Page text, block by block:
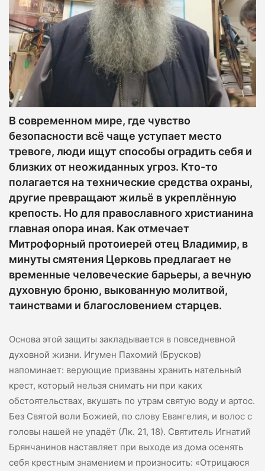
В современном мире, где чувство
безопасности всё чаще уступает место
тревоге, люди ищут способы оградить себя и
близких от неожиданных угроз. Кто-то
полагается на технические средства охраны,
другие превращают жильё в укреплённую
крепость. Но для православного христианина
главная опора иная. Как отмечает
Митрофорный протоиерей отец Владимир, в
минуты смятения Церковь предлагает не
временные человеческие барьеры, а вечную
духовную броню, выкованную молитвой,
таинствами и благословением старцев.
Основа этой защиты закладывается в повседневной
духовной жизни. Игумен Пахомий (Брусков)
напоминает: верующие призваны хранить нательный
крест, который нельзя снимать ни при каких
обстоятельствах, вкушать по утрам святую воду и артос.
Без Святой воли Божией, по слову Евангелия, и волос с
головы нашей не упадёт (Лк. 21, 18). Святитель Игнатий
Брянчанинов наставляет при выходе из дома осенять
себя крестным знамением и произносить: «Отрицаюся